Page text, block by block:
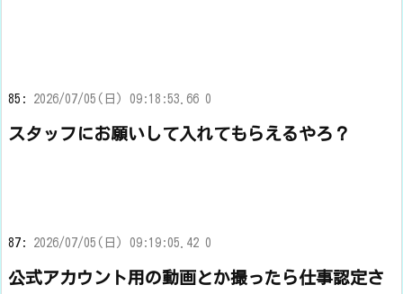
85: 2026/07/05(日) 09:18:53.66 0
スタッフにお願いして入れてもらえるやろ？
87: 2026/07/05(日) 09:19:05.42 0
公式アカウント用の動画とか撮ったら仕事認定さ